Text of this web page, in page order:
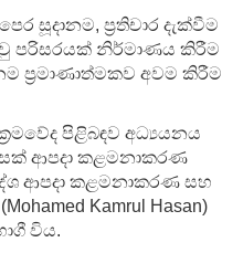
සූදානම, ප්‍රතිචාර දැක්වීම
පරිසරයක් නිර්මාණය කිරීම
ප්‍රමාණාත්මකව අවම කිරීම
පිළිබඳව අධ්‍යයනය
ආපදා කළමනාකරණ
ආපදා කළමනාකරණ සහ
Kamrul Hasan)
විය.